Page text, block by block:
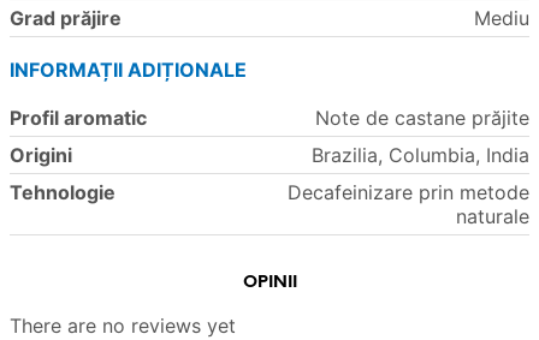
Grad prăjire
Mediu
INFORMAȚII ADIȚIONALE
Profil aromatic
Note de castane prăjite
Origini
Brazilia, Columbia, India
Tehnologie
Decafeinizare prin metode
naturale
OPINII
There are no reviews yet